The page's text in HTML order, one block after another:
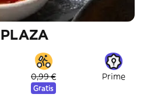
0,99 €
Gratis
Prime